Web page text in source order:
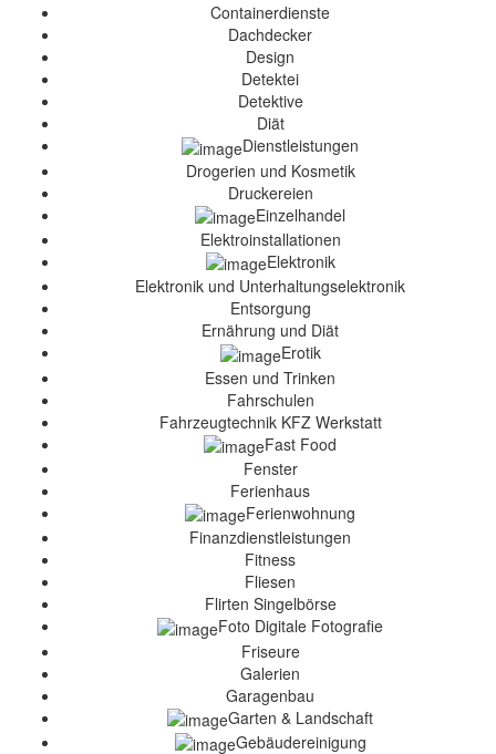
Containerdienste
Dachdecker
Design
Detektei
Detektive
Diät
Dienstleistungen
Drogerien und Kosmetik
Druckereien
Einzelhandel
Elektroinstallationen
Elektronik
Elektronik und Unterhaltungselektronik
Entsorgung
Ernährung und Diät
Erotik
Essen und Trinken
Fahrschulen
Fahrzeugtechnik KFZ Werkstatt
Fast Food
Fenster
Ferienhaus
Ferienwohnung
Finanzdienstleistungen
Fitness
Fliesen
Flirten Singelbörse
Foto Digitale Fotografie
Friseure
Galerien
Garagenbau
Garten & Landschaft
Gebäudereinigung